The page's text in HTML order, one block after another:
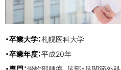
・卒業大学：札幌医科大学
・卒業年度：平成20年